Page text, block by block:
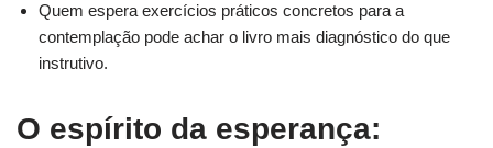
Quem espera exercícios práticos concretos para a
contemplação pode achar o livro mais diagnóstico do que
instrutivo.
O espírito da esperança: